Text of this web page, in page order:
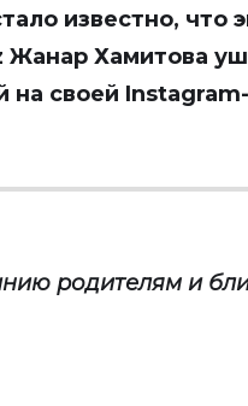
известно, что
Жанар Хамитова
своей
родителям и